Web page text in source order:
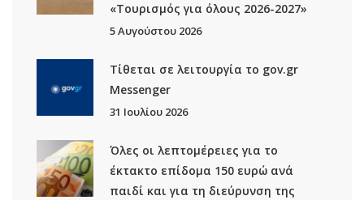
«Τουρισμός για όλους 2026-2027»
5 Αυγούστου 2026
Τίθεται σε λειτουργία το gov.gr
Μessenger
31 Ιουλίου 2026
Όλες οι λεπτομέρειες για το
έκτακτο επίδομα 150 ευρώ ανά
παιδί και για τη διεύρυνση της